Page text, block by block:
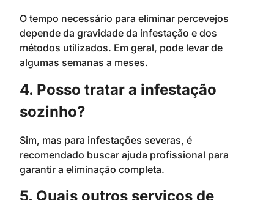
O tempo necessário para eliminar percevejos
depende da gravidade da infestação e dos
métodos utilizados. Em geral, pode levar de
algumas semanas a meses.
4. Posso tratar a infestação
sozinho?
Sim, mas para infestações severas, é
recomendado buscar ajuda profissional para
garantir a eliminação completa.
5. Quais outros serviços de